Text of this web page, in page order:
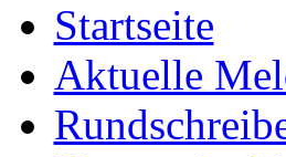
Startseite
Aktuelle